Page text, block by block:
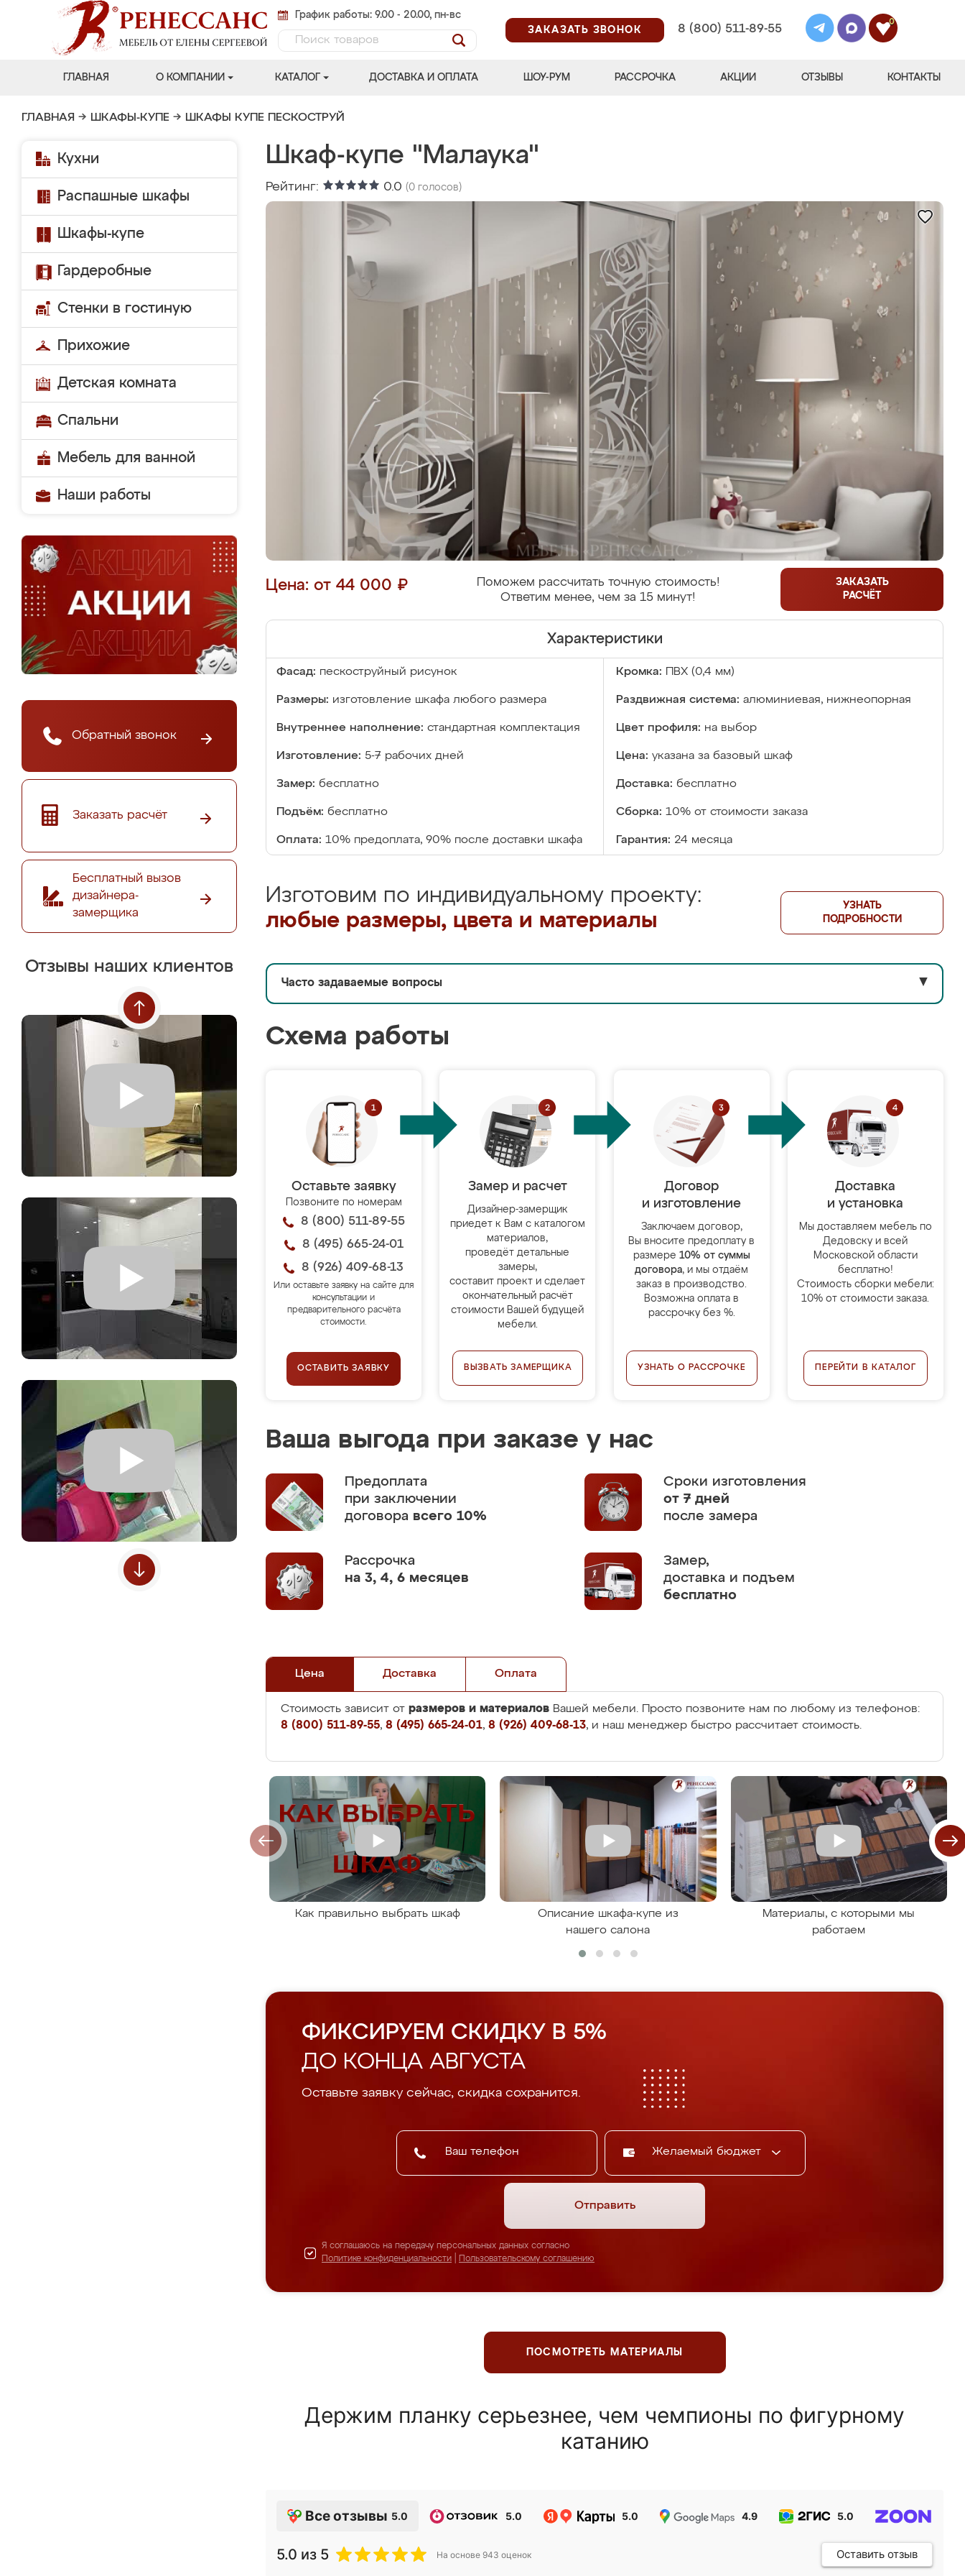
График работы: 9.00 - 20.00, пн-вс
ЗАКАЗАТЬ ЗВОНОК
8 (800) 511-89-55
0
ГЛАВНАЯ О КОМПАНИИ КАТАЛОГ ДОСТАВКА И ОПЛАТА ШОУ-РУМ РАССРОЧКА АКЦИИ ОТЗЫВЫ КОНТАКТЫ
ГЛАВНАЯ → ШКАФЫ-КУПЕ → ШКАФЫ КУПЕ ПЕСКОСТРУЙ
Кухни
Распашные шкафы
Шкафы-купе
Гардеробные
Стенки в гостиную
Прихожие
Детская комната
Спальни
Мебель для ванной
Наши работы
Обратный звонок
Заказать расчёт
Бесплатный вызов
дизайнера-
замерщика
Отзывы наших клиентов
Шкаф-купе "Малаука"
Рейтинг: 0.0 (0 голосов)
Цена: от 44 000 ₽
Поможем рассчитать точную стоимость!
Ответим менее, чем за 15 минут!
ЗАКАЗАТЬ
РАСЧЁТ
Характеристики
Фасад: пескоструйный рисунок Кромка: ПВХ (0,4 мм)
Размеры: изготовление шкафа любого размера Раздвижная система: алюминиевая, нижнеопорная
Внутреннее наполнение: стандартная комплектация Цвет профиля: на выбор
Изготовление: 5-7 рабочих дней Цена: указана за базовый шкаф
Замер: бесплатно Доставка: бесплатно
Подъём: бесплатно Сборка: 10% от стоимости заказа
Оплата: 10% предоплата, 90% после доставки шкафа Гарантия: 24 месяца
Изготовим по индивидуальному проекту:
любые размеры, цвета и материалы
УЗНАТЬ
ПОДРОБНОСТИ
Часто задаваемые вопросы ▼
Схема работы
Оставьте заявку
Позвоните по номерам
8 (800) 511-89-55
8 (495) 665-24-01
8 (926) 409-68-13
Или оставьте заявку на сайте для
консультации и
предварительного расчёта
стоимости.
ОСТАВИТЬ ЗАЯВКУ
Замер и расчет
Дизайнер-замерщик
приедет к Вам с каталогом
материалов,
проведёт детальные
замеры,
составит проект и сделает
окончательный расчёт
стоимости Вашей будущей
мебели.
ВЫЗВАТЬ ЗАМЕРЩИКА
Договор
и изготовление
Заключаем договор,
Вы вносите предоплату в
размере 10% от суммы
договора, и мы отдаём
заказ в производство.
Возможна оплата в
рассрочку без %.
УЗНАТЬ О РАССРОЧКЕ
Доставка
и установка
Мы доставляем мебель по
Дедовску и всей
Московской области
бесплатно!
Стоимость сборки мебели:
10% от стоимости заказа.
ПЕРЕЙТИ В КАТАЛОГ
Ваша выгода при заказе у нас
Предоплата
при заключении
договора всего 10%
Сроки изготовления
от 7 дней
после замера
Рассрочка
на 3, 4, 6 месяцев
Замер,
доставка и подъем
бесплатно
Цена Доставка Оплата
Стоимость зависит от размеров и материалов Вашей мебели. Просто позвоните нам по любому из телефонов:
8 (800) 511-89-55, 8 (495) 665-24-01, 8 (926) 409-68-13, и наш менеджер быстро рассчитает стоимость.
Как правильно выбрать шкаф
Описание шкафа-купе из
нашего салона
Материалы, с которыми мы
работаем
ФИКСИРУЕМ СКИДКУ В 5%
ДО КОНЦА АВГУСТА
Оставьте заявку сейчас, скидка сохранится.
Желаемый бюджет
Отправить
Я соглашаюсь на передачу персональных данных согласно
Политике конфиденциальности
Пользовательскому соглашению
ПОСМОТРЕТЬ МАТЕРИАЛЫ
Держим планку серьезнее, чем чемпионы по фигурному
катанию
Все отзывы 5.0 5.0 5.0 4.9 5.0
5.0 из 5 На основе 943 оценок Оставить отзыв